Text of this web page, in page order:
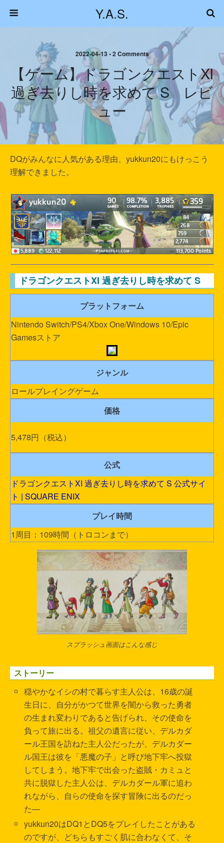
Y.A.S.
2022-04-13 • 2 Comments
【ゲーム】ドラゴンクエストXI
過ぎ去りし時を求めて S レビ
ュー
DQがみんなに人気がある理由、yukkun20にもけっこう
理解できました。
ドラゴンクエストXI 過ぎ去りし時を求めて S
プラットフォーム
Nintendo Switch/PS4/Xbox One/Windows 10/Epic
Gamesストア
ジャンル
ロールプレイングゲーム
価格
5,478円（税込）
公式
ドラゴンクエストXI 過ぎ去りし時を求めて S 公式サイ
ト | SQUARE ENIX
プレイ時間
1周目：109時間（トロコンまで）
スプラッシュ画面はこんな感じ
ストーリー
穏やかなイシの村で暮らす主人公は、16歳の誕
生日に、自分がかつて世界を闇から救った勇者
の生まれ変わりであると告げられ、その使命を
負って旅に出る。祖父の遺言に従い、デルカダ
ール王国を訪ねた主人公だったが、デルカダー
ル国王は彼を「悪魔の子」と呼び地下牢へ投獄
してしまう。地下牢で出会った盗賊・カミュと
共に脱獄した主人公は、デルカダール軍に追わ
れながら、自らの使命を探す冒険に出るのだっ
た―
yukkun20はDQ1とDQ5をプレイしたことがある
のですが、どちらもすごく肌に合わなくて、そ